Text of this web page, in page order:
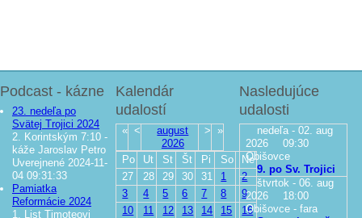
Podcast - kázne
23. nedeľa po
Svätej Trojici 2024
2. Korintským 7:10 -
káže Jaroslav Petro
Uverejnené 2024-11-
04 09:31:33
Pamiatka
Reformácie 2024
1. List Timoteovi
Kalendár
udalostí
« <
august
2026
> »
Po Ut St Št Pi So
Ne
27
28 29 30 31 1
2
3
4 5 6 7 8
9
10
11 12 13 14 15
16
Nasledujúce
udalosti
nedeľa - 02. aug
2026
09:30
Obišovce
9. po Sv. Trojici
štvrtok - 06. aug
2026
18:00
Obišovce - fara